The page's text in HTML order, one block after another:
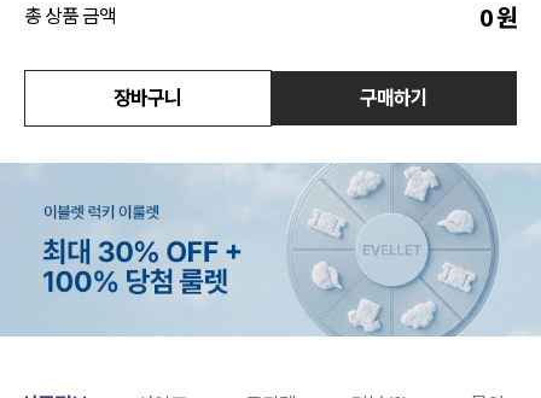
언더웨어/파자마
코디템
FIT ZOOM
총 상품 금액 0원
장바구니 구매하기